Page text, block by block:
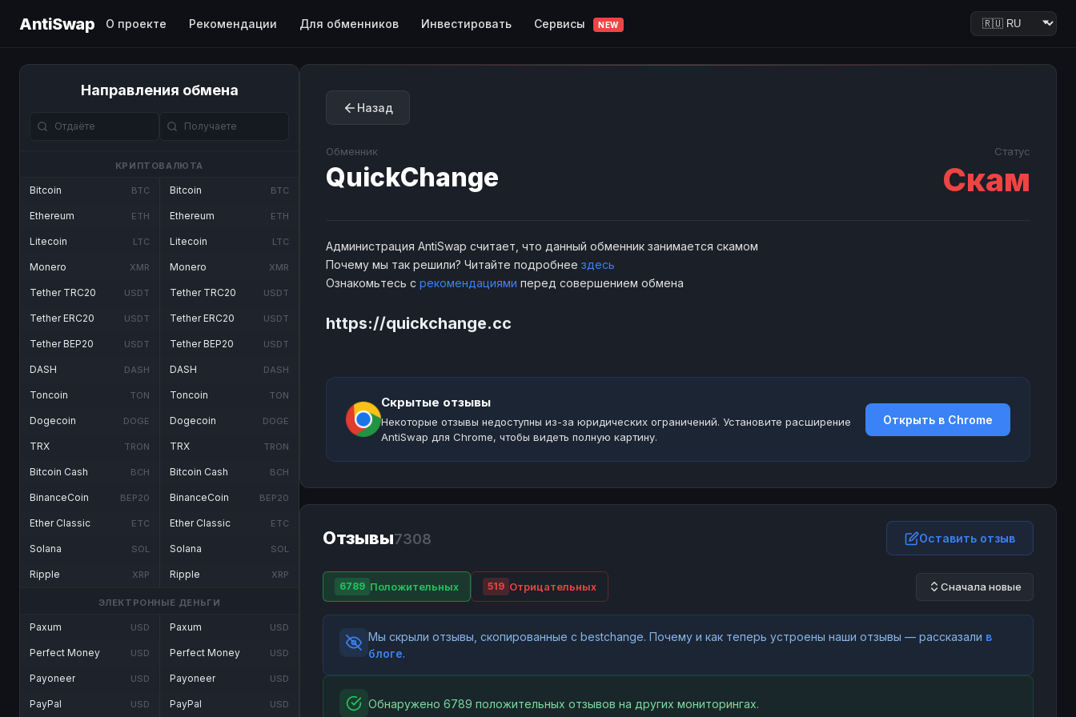
AntiSwap О проекте Рекомендации Для обменников Инвестировать Сервисы NEW
Направления обмена
КРИПТОВАЛЮТА
Bitcoin BTC
Ethereum ETH
Litecoin LTC
Monero XMR
Tether TRC20 USDT
Tether ERC20 USDT
Tether BEP20 USDT
DASH DASH
Toncoin TON
Dogecoin DOGE
TRX TRON
Bitcoin Cash BCH
BinanceCoin BEP20
Ether Classic ETC
Solana SOL
Ripple XRP
Bitcoin BTC
Ethereum ETH
Litecoin LTC
Monero XMR
Tether TRC20 USDT
Tether ERC20 USDT
Tether BEP20 USDT
DASH DASH
Toncoin TON
Dogecoin DOGE
TRX TRON
Bitcoin Cash BCH
BinanceCoin BEP20
Ether Classic ETC
Solana SOL
Ripple XRP
ЭЛЕКТРОННЫЕ ДЕНЬГИ
Paxum USD
Perfect Money USD
Payoneer USD
PayPal USD
Paxum USD
Perfect Money USD
Payoneer USD
PayPal USD
Назад
Обменник
QuickChange
Статус
Скам
Администрация AntiSwap считает, что данный обменник занимается скамом
Почему мы так решили? Читайте подробнее здесь
Ознакомьтесь с рекомендациями перед совершением обмена
https://quickchange.cc
Скрытые отзывы
Некоторые отзывы недоступны из-за юридических ограничений. Установите расширение
AntiSwap для Chrome, чтобы видеть полную картину.
Открыть в Chrome
Отзывы7308 Оставить отзыв
6789 Положительных 519 Отрицательных Сначала новые
Мы скрыли отзывы, скопированные с bestchange. Почему и как теперь устроены наши отзывы — рассказали в
блоге.
Обнаружено 6789 положительных отзывов на других мониторингах.